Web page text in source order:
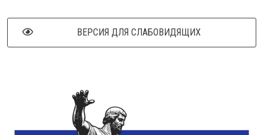
ВЕРСИЯ ДЛЯ СЛАБОВИДЯЩИХ